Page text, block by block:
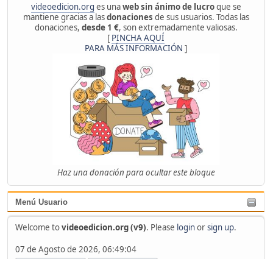
videoedicion.org es unaweb sin ánimo de lucroque se
mantiene gracias a lasdonaciones de sus usuarios. Todas las
donaciones, desde 1 €, son extremadamente valiosas.
[ PINCHA AQUÍ
PARA MÁS INFORMACIÓN ]
Haz una donación para ocultar este bloque
Menú Usuario
Welcome tovideoedicion.org (v9). Please loginorsign up.
07 de Agosto de 2026, 06:49:04